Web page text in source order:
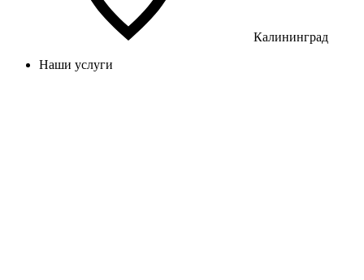
Калининград
Наши услуги